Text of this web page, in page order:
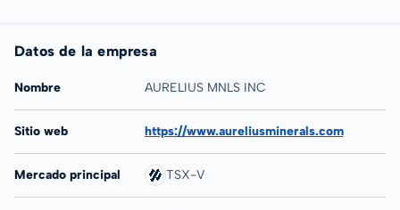
Datos de la empresa
Nombre AURELIUS MNLS INC
Sitio web https://www.aureliusminerals.com
Mercado principal TSX-V